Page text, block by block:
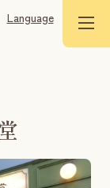
Language